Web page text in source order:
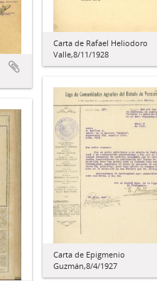
Carta de Rafael Heliodoro
Valle,8/11/1928
Carta de Epigmenio
Guzmán,8/4/1927